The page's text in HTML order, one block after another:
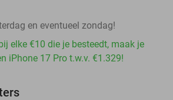
en eventueel zondag!
elke €10 die je besteedt, maak je
iPhone 17 Pro t.w.v. €1.329!